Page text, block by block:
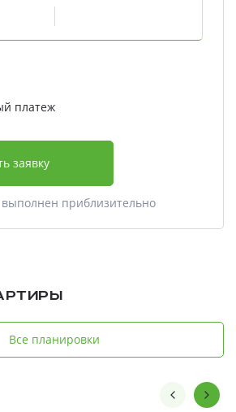
платеж
заявку
приблизительно
Все планировки